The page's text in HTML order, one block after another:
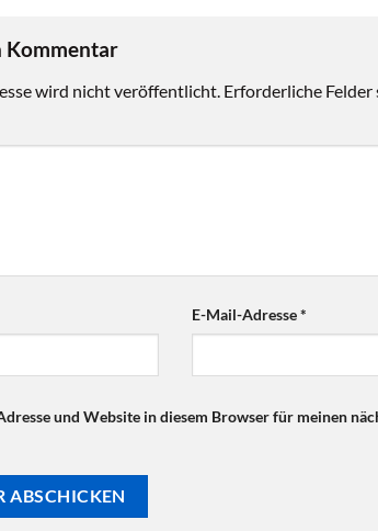
Kommentar
wird nicht veröffentlicht. Erforderliche Felder
E-Mail-Adresse*
und Website in diesem Browser für meinen